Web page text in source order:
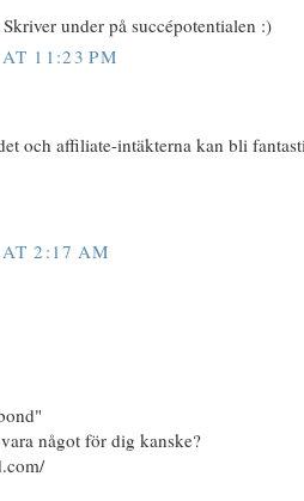
under på succépotentialen :)
11:23 PM
och affiliate-intäkterna kan bli
2:17 AM
något för dig kanske?